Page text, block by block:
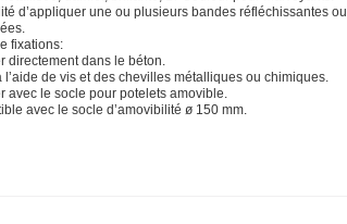
d’appliquer une ou plusieurs bandes réfléchissantes ou
fixations:
directement dans le béton.
l’aide de vis et des chevilles métalliques ou chimiques.
avec le socle pour potelets amovible.
avec le socle d’amovibilité ø 150 mm.